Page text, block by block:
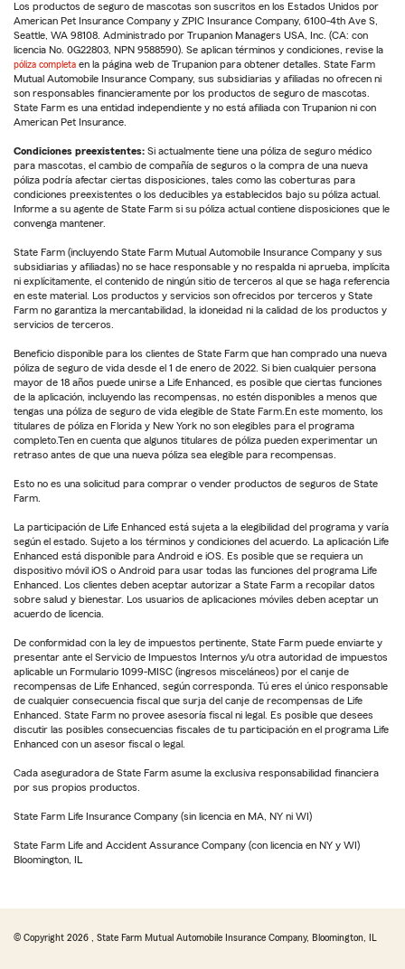
Los productos de seguro de mascotas son suscritos en los Estados Unidos por
American Pet Insurance Company y ZPIC Insurance Company, 6100-4th Ave S,
Seattle, WA 98108. Administrado por Trupanion Managers USA, Inc. (CA: con
licencia No. 0G22803, NPN 9588590). Se aplican términos y condiciones, revise la
póliza completa en la página web de Trupanion para obtener detalles. State Farm
Mutual Automobile Insurance Company, sus subsidiarias y afiliadas no ofrecen ni
son responsables financieramente por los productos de seguro de mascotas.
State Farm es una entidad independiente y no está afiliada con Trupanion ni con
American Pet Insurance.
Condiciones preexistentes: Si actualmente tiene una póliza de seguro médico
para mascotas, el cambio de compañía de seguros o la compra de una nueva
póliza podría afectar ciertas disposiciones, tales como las coberturas para
condiciones preexistentes o los deducibles ya establecidos bajo su póliza actual.
Informe a su agente de State Farm si su póliza actual contiene disposiciones que le
convenga mantener.
State Farm (incluyendo State Farm Mutual Automobile Insurance Company y sus
subsidiarias y afiliadas) no se hace responsable y no respalda ni aprueba, implícita
ni explícitamente, el contenido de ningún sitio de terceros al que se haga referencia
en este material. Los productos y servicios son ofrecidos por terceros y State
Farm no garantiza la mercantabilidad, la idoneidad ni la calidad de los productos y
servicios de terceros.
Beneficio disponible para los clientes de State Farm que han comprado una nueva
póliza de seguro de vida desde el 1 de enero de 2022. Si bien cualquier persona
mayor de 18 años puede unirse a Life Enhanced, es posible que ciertas funciones
de la aplicación, incluyendo las recompensas, no estén disponibles a menos que
tengas una póliza de seguro de vida elegible de State Farm.En este momento, los
titulares de póliza en Florida y New York no son elegibles para el programa
completo.Ten en cuenta que algunos titulares de póliza pueden experimentar un
retraso antes de que una nueva póliza sea elegible para recompensas.
Esto no es una solicitud para comprar o vender productos de seguros de State
Farm.
La participación de Life Enhanced está sujeta a la elegibilidad del programa y varía
según el estado. Sujeto a los términos y condiciones del acuerdo. La aplicación Life
Enhanced está disponible para Android e iOS. Es posible que se requiera un
dispositivo móvil iOS o Android para usar todas las funciones del programa Life
Enhanced. Los clientes deben aceptar autorizar a State Farm a recopilar datos
sobre salud y bienestar. Los usuarios de aplicaciones móviles deben aceptar un
acuerdo de licencia.
De conformidad con la ley de impuestos pertinente, State Farm puede enviarte y
presentar ante el Servicio de Impuestos Internos y/u otra autoridad de impuestos
aplicable un Formulario 1099-MISC (ingresos misceláneos) por el canje de
recompensas de Life Enhanced, según corresponda. Tú eres el único responsable
de cualquier consecuencia fiscal que surja del canje de recompensas de Life
Enhanced. State Farm no provee asesoría fiscal ni legal. Es posible que desees
discutir las posibles consecuencias fiscales de tu participación en el programa Life
Enhanced con un asesor fiscal o legal.
Cada aseguradora de State Farm asume la exclusiva responsabilidad financiera
por sus propios productos.
State Farm Life Insurance Company (sin licencia en MA, NY ni WI)
State Farm Life and Accident Assurance Company (con licencia en NY y WI)
Bloomington, IL
© Copyright 2026 , State Farm Mutual Automobile Insurance Company, Bloomington, IL